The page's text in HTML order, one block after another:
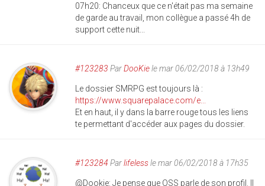
07h20: Chanceux que ce n'était pas ma semaine
de garde au travail, mon collègue a passé 4h de
support cette nuit...
#123283 ParDooKiele mar 06/02/2018 à 13h49
Le dossier SMRPG est toujours là :
https://www.squarepalace.com/e...
Et en haut, il y dans la barre rouge tous les liens
te permettant d'accéder aux pages du dossier.
#123284 Parlifelessle mar 06/02/2018 à 17h35
@Dookie: Je pense que OSS parle de son profil. Il